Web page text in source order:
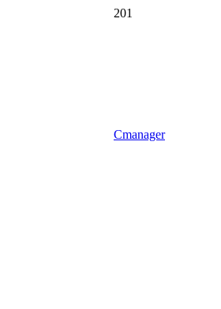
201
Cmanager